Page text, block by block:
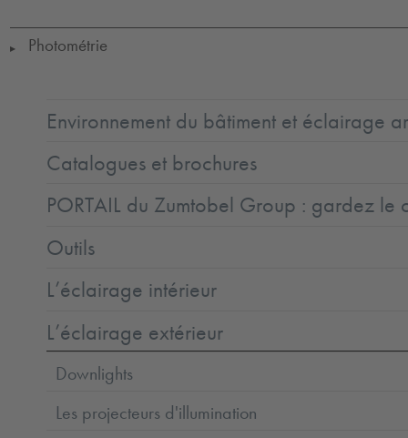
to
+25
▶ Photométrie
Environnement du bâtiment et éclairage
Catalogues et brochures
PORTAIL du Zumtobel Group : gardez le
Outils
L’éclairage intérieur
L’éclairage extérieur
Downlights
Les projecteurs d'illumination